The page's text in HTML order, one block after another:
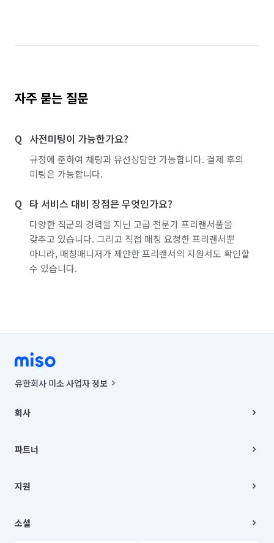
자주 묻는 질문
사전미팅이 가능한가요?
규정에 준하여 채팅과 유선상담만 가능합니다. 결제 후의
미팅은 가능합니다.
타 서비스 대비 장점은 무엇인가요?
다양한 직군의 경력을 지닌 고급 전문가 프리랜서풀을
갖추고 있습니다. 그리고 직접 매칭 요청한 프리랜서뿐
아니라, 매칭매니저가 제안한 프리랜서의 지원서도 확인할
수 있습니다.
유한회사 미소 사업자 정보
00019 |
주소 | 본사: 서울특별시 종로구 율곡로 6(중학동, 트윈트리빌딩) B동 5층
컨택센터 : 서울특별시 종로구 수송동 율곡로 24, 7층, 8층 미소
상품, 상품정보, 거래에 관한 의무와 책임은 거래당사자에게 있습니다.
언론 보도 관련 문의:
© 유한회사 미소. Miso, Inc. All Rights Reserved.
회사
채용
파트너
이사
지원
이용약관
소셜